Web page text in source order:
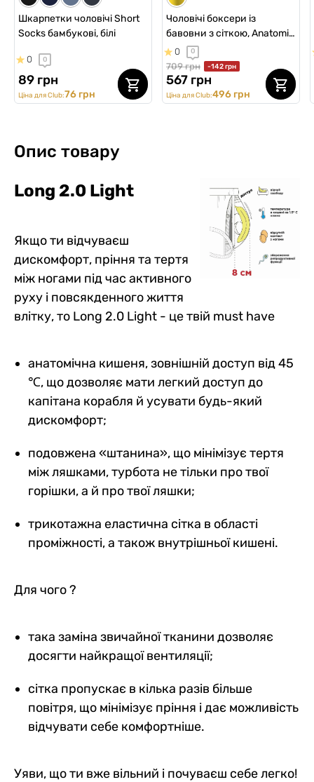
Шкарпетки чоловічі Short
Socks бамбукові, білі
0 0
89 грн
Ціна для Club:76 грн
Чоловічі боксери із
бавовни з сіткою, Anatomic
Classic Light, Silver Series,
білий
0 0
709 грн -142 грн
567 грн
Ціна для Club:496 грн
Опис товару
Long 2.0 Light
Якщо ти відчуваєш
дискомфорт, пріння та тертя
між ногами під час активного
руху і повсякденного життя
влітку, то Long 2.0 Light - це твій must have
анатомічна кишеня, зовнішній доступ від 45
℃, що дозволяє мати легкий доступ до
капітана корабля й усувати будь-який
дискомфорт;
подовжена «штанина», що мінімізує тертя
між ляшками, турбота не тільки про твої
горішки, а й про твої ляшки;
трикотажна еластична сітка в області
проміжності, а також внутрішньої кишені.
Для чого ?
така заміна звичайної тканини дозволяє
досягти найкращої вентиляції;
сітка пропускає в кілька разів більше
повітря, що мінімізує пріння і дає можливість
відчувати себе комфортніше.
Уяви, що ти вже вільний і почуваєш себе легко!